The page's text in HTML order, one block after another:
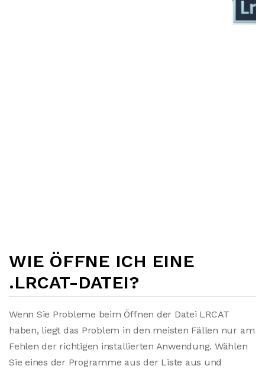
WIE ÖFFNE ICH EINE
.LRCAT-DATEI?
Wenn Sie Probleme beim Öffnen der Datei LRCAT
haben, liegt das Problem in den meisten Fällen nur am
Fehlen der richtigen installierten Anwendung. Wählen
Sie eines der Programme aus der Liste aus und